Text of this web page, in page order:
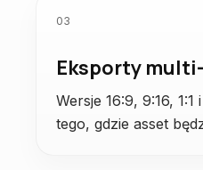
03
Eksporty
Wersje 16:9, 9:16,
tego, gdzie asset